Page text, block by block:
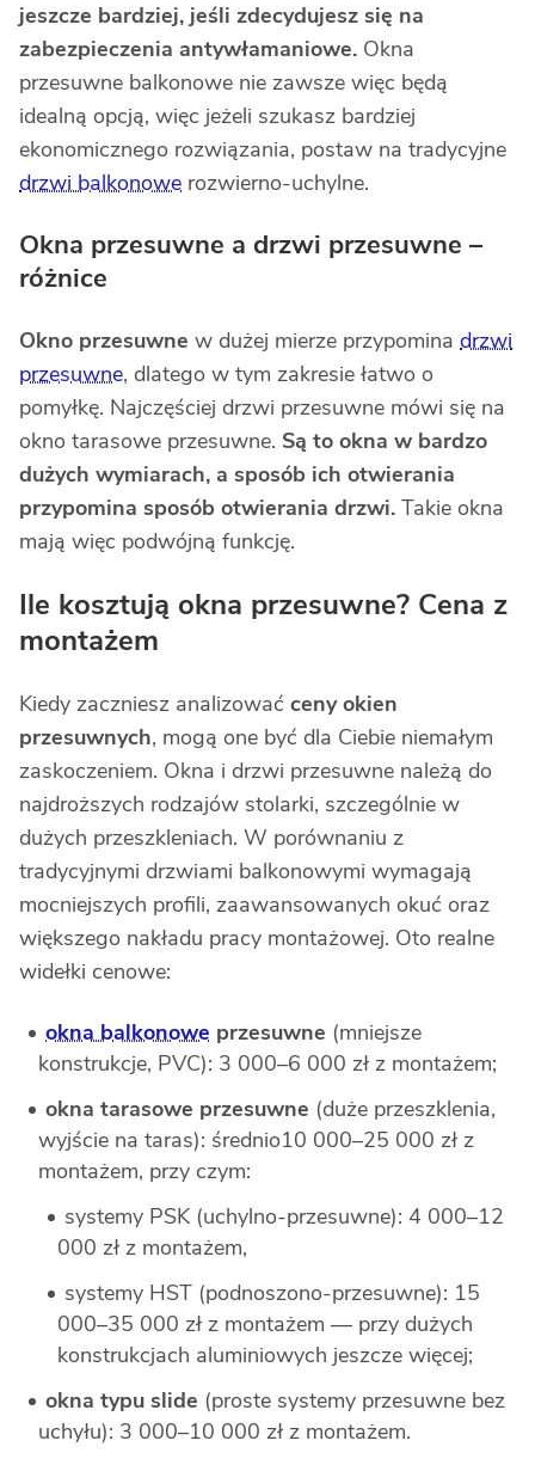
jeszcze bardziej, jeśli zdecydujesz się na
zabezpieczenia antywłamaniowe. Okna
przesuwne balkonowe nie zawsze więc będą
idealną opcją, więc jeżeli szukasz bardziej
ekonomicznego rozwiązania, postaw na tradycyjne
drzwi balkonowe rozwierno-uchylne.
Okna przesuwne a drzwi przesuwne –
różnice
Okno przesuwne w dużej mierze przypomina drzwi
przesuwne, dlatego w tym zakresie łatwo o
pomyłkę. Najczęściej drzwi przesuwne mówi się na
okno tarasowe przesuwne. Są to okna w bardzo
dużych wymiarach, a sposób ich otwierania
przypomina sposób otwierania drzwi. Takie okna
mają więc podwójną funkcję.
Ile kosztują okna przesuwne? Cena z
montażem
Kiedy zaczniesz analizować ceny okien
przesuwnych, mogą one być dla Ciebie niemałym
zaskoczeniem. Okna i drzwi przesuwne należą do
najdroższych rodzajów stolarki, szczególnie w
dużych przeszkleniach. W porównaniu z
tradycyjnymi drzwiami balkonowymi wymagają
mocniejszych profili, zaawansowanych okuć oraz
większego nakładu pracy montażowej. Oto realne
widełki cenowe:
okna balkonowe przesuwne (mniejsze
konstrukcje, PVC): 3 000–6 000 zł z montażem;
okna tarasowe przesuwne (duże przeszklenia,
wyjście na taras): średnio10 000–25 000 zł z
montażem, przy czym:
systemy PSK (uchylno-przesuwne): 4 000–12
000 zł z montażem,
systemy HST (podnoszono-przesuwne): 15
000–35 000 zł z montażem — przy dużych
konstrukcjach aluminiowych jeszcze więcej;
okna typu slide (proste systemy przesuwne bez
uchyłu): 3 000–10 000 zł z montażem.